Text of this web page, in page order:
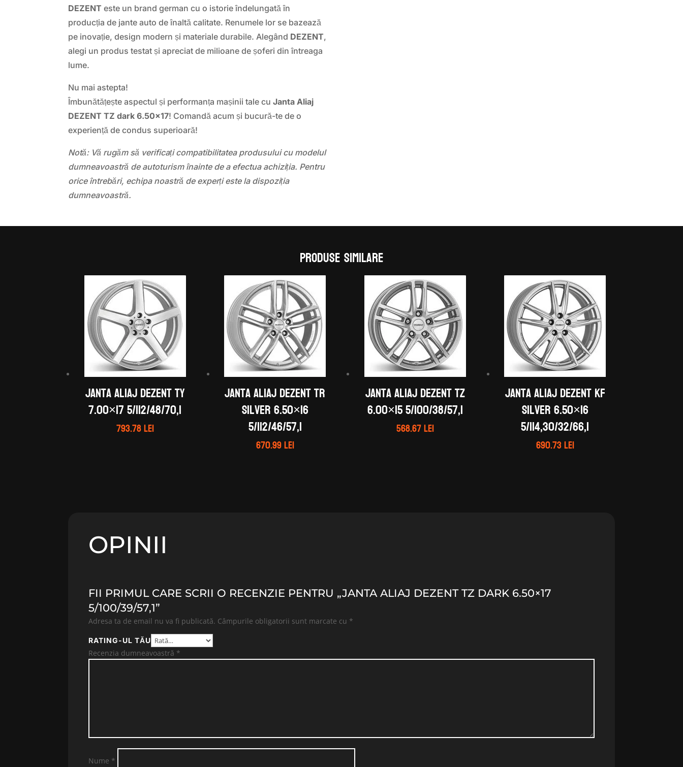
DEZENT este un brand german cu o istorie îndelungată în
producția de jante auto de înaltă calitate. Renumele lor se bazează
pe inovație, design modern și materiale durabile. Alegând DEZENT,
alegi un produs testat și apreciat de milioane de șoferi din întreaga
lume.
Nu mai astepta!
Îmbunătățește aspectul și performanța mașinii tale cuJanta Aliaj
DEZENT TZ dark 6.50×17! Comandă acum și bucură-te de o
experiență de condus superioară!
Notă: Vă rugăm să verificați compatibilitatea produsului cu modelul
dumneavoastră de autoturism înainte de a efectua achiziția. Pentru
orice întrebări, echipa noastră de experți este la dispoziția
dumneavoastră.
Produse similare
Janta aliaj DEZENT TY
7.00×17 5/112/48/70,1
793.78lei
Janta aliaj DEZENT TR
silver 6.50×16
5/112/46/57,1
670.99lei
Janta aliaj DEZENT TZ
6.00×15 5/100/38/57,1
568.67lei
Janta aliaj DEZENT KF
silver 6.50×16
5/114,30/32/66,1
690.73lei
OPINII
FII PRIMUL CARE SCRII O RECENZIE PENTRU „JANTA ALIAJ DEZENT TZ DARK 6.50×17
5/100/39/57,1”
Adresa ta de email nu va fi publicată. Câmpurile obligatorii sunt marcate cu *
RATING-UL TĂU
Recenzia dumneavoastră *
Nume *